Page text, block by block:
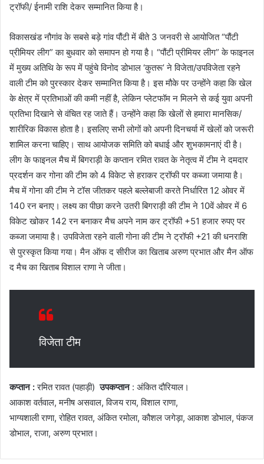
ट्रॉफी/ ईनामी राशि देकर सम्मानित किया है।
विकासखंड नौगांव के सबसे बड़े गांव पौंटी में बीते 3 जनवरी से आयोजित “पौंटी
प्रीमियर लीग” का बुधवार को समापन हो गया है। “पौंटी प्रीमियर लीग” के फाइनल
में मुख्य अतिथि के रूप में पहुंचे विनोद डोभाल ‘कुतरू’ ने विजेता/उपविजेता रहने
वाली टीम को पुरस्कार देकर सम्मानित किया है। इस मौके पर उन्होंने कहा कि खेल
के क्षेत्र में प्रतिभाओं की कमी नहीं है, लेकिन प्लेटफॉम न मिलने से कई युवा अपनी
प्रतिभा दिखाने से वंचित रह जाते हैं। उन्होंने कहा कि खेलों से हमारा मानसिक/
शारीरिक विकास होता है। इसलिए सभी लोगों को अपनी दिनचर्या में खेलों को जरूरी
शामिल करना चाहिए। साथ आयोजक समिति को बधाई और शुभकामनाएं दी है।
लीग के फाइनल मैच में बिगराड़ी के कप्तान रमित रावत के नेतृत्व में टीम ने दमदार
प्रदर्शन कर गोना की टीम को 4 विकेट से हराकर ट्रॉफी पर कब्जा जमाया है।
मैच में गोना की टीम ने टॉस जीतकर पहले बल्लेबाजी करते निर्धारित 12 ओवर में
140 रन बनाए। लक्ष्य का पीछा करने उतरी बिगराड़ी की टीम ने 10वें ओवर में 6
विकेट खोकर 142 रन बनाकर मैच अपने नाम कर ट्रॉफी +51 हजार रुपए पर
कब्जा जमाया है। उपविजेता रहने वाली गोना की टीम ने ट्रॉफी +21 की धनराशि
से पुरस्कृत किया गया। मैन ऑफ द सीरीज का खिताब अरुण प्रभात और मैन ऑफ
द मैच का खिताब विशाल राणा ने जीता।
विजेता टीम
कप्तान :रमित रावत (पहाड़ी)उपकप्तान: अंकित दौरियाल।
आकाश वर्तवाल, मनीष असवाल, विजय राय, विशाल राणा,
भाग्यशाली राणा, रोहित रावत, अंकित रमोला, कौशल जगेड़ा, आकाश डोभाल, पंकज
डोभाल, राजा, अरुण प्रभात।